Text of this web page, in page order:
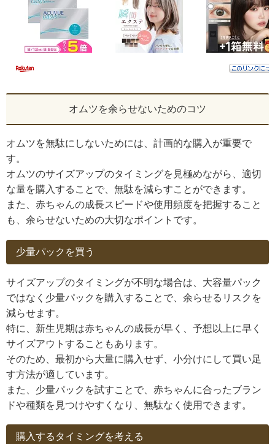
オムツを余らせないためのコツ
オムツを無駄にしないためには、計画的な購入が重要で
す。
オムツのサイズアップのタイミングを見極めながら、適切
な量を購入することで、無駄を減らすことができます。
また、赤ちゃんの成長スピードや使用頻度を把握すること
も、余らせないための大切なポイントです。
少量パックを買う
サイズアップのタイミングが不明な場合は、大容量パック
ではなく少量パックを購入することで、余らせるリスクを
減らせます。
特に、新生児期は赤ちゃんの成長が早く、予想以上に早く
サイズアウトすることもあります。
そのため、最初から大量に購入せず、小分けにして買い足
す方法が適しています。
また、少量パックを試すことで、赤ちゃんに合ったブラン
ドや種類を見つけやすくなり、無駄なく使用できます。
購入するタイミングを考える